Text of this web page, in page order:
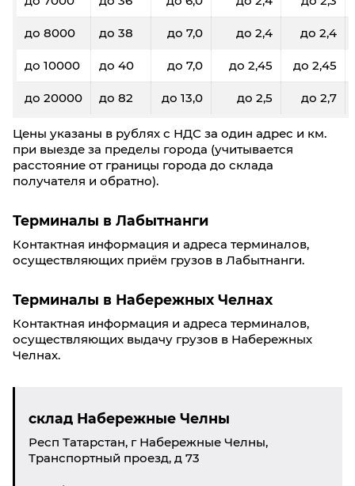
до 8000 до 38 до 7,0 до 2,4 до 2,4
до 10000 до 40 до 7,0 до 2,45 до 2,45
до 20000 до 82 до 13,0 до 2,5 до 2,7
Цены указаны в рублях с НДС за один адрес и км.
при выезде за пределы города (учитывается
расстояние от границы города до склада
получателя и обратно).
Терминалы в Лабытнанги
Контактная информация и адреса терминалов,
осуществляющих приём грузов в Лабытнанги.
Терминалы в Набережных Челнах
Контактная информация и адреса терминалов,
осуществляющих выдачу грузов в Набережных
Челнах.
склад Набережные Челны
Респ Татарстан, г Набережные Челны,
Транспортный проезд, д 73